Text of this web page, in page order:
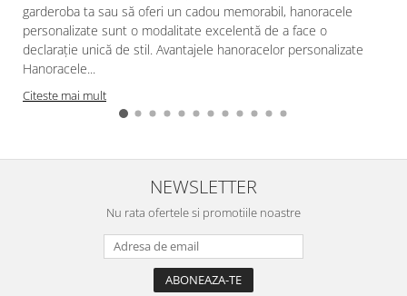
garderoba ta sau să oferi un cadou memorabil, hanoracele
personalizate sunt o modalitate excelentă de a face o
declarație unică de stil. Avantajele hanoracelor personalizate
Hanoracele...
Citeste mai mult
NEWSLETTER
Nu rata ofertele si promotiile noastre